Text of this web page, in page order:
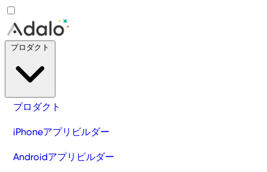
プロダクト
iPhoneアプリビルダー
Androidアプリビルダー